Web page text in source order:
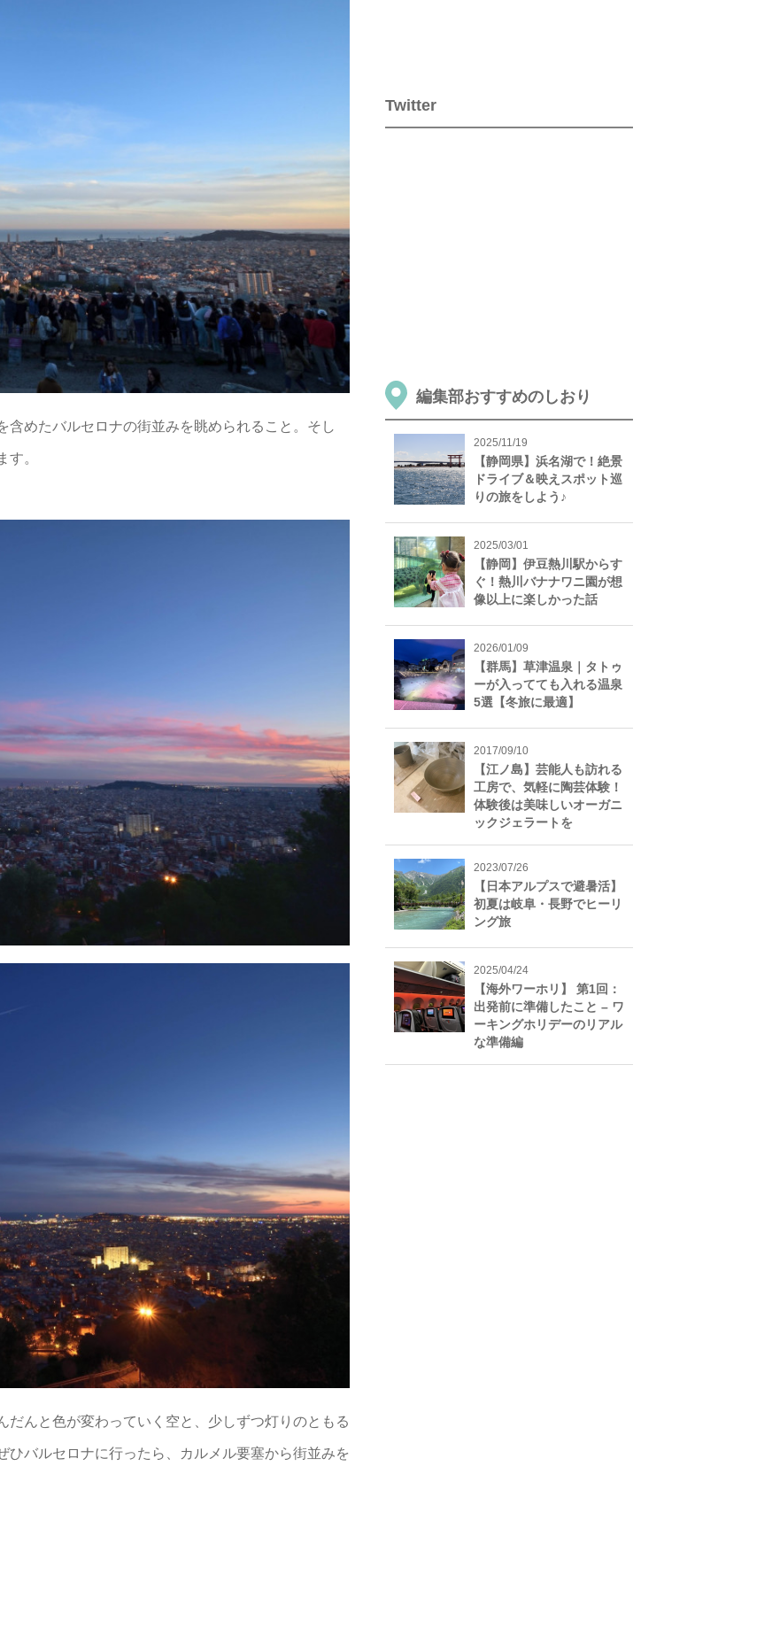
含めたバルセロナの街並みを眺められること。そし
す。
んと色が変わっていく空と、少しずつ灯りのともる
バルセロナに行ったら、カルメル要塞から街並みを
Twitter
編集部おすすめのしおり
2025/11/19
【静岡県】浜名湖で！絶景
ドライブ＆映えスポット巡
りの旅をしよう♪
2025/03/01
【静岡】伊豆熱川駅からす
ぐ！熱川バナナワニ園が想
像以上に楽しかった話
2026/01/09
【群馬】草津温泉｜タトゥ
ーが入ってても入れる温泉
5選【冬旅に最適】
2017/09/10
【江ノ島】芸能人も訪れる
工房で、気軽に陶芸体験！
体験後は美味しいオーガニ
ックジェラートを
2023/07/26
【日本アルプスで避暑活】
初夏は岐阜・長野でヒーリ
ング旅
2025/04/24
【海外ワーホリ】 第1回：
出発前に準備したこと – ワ
ーキングホリデーのリアル
な準備編